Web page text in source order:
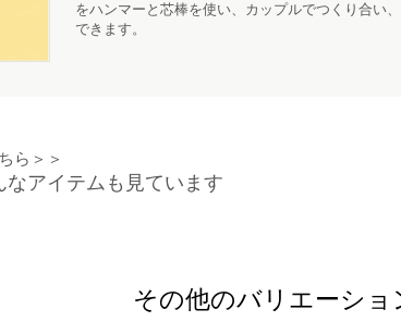
をハンマーと芯棒を使い、カップルでつくり合い
できます。
ら＞＞
アイテムも見ています
その他のバリエーショ